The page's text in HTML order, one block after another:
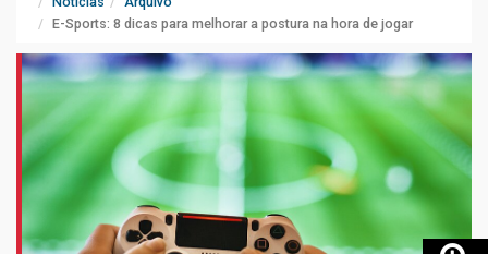
E-Sports: 8 dicas para melhorar a postura na hora de jogar